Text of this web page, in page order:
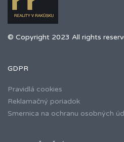
© Copyright 2023 All rights
GDPR
Pravidlá cookies
Reklamačný poriadok
Smernica na ochranu osobných